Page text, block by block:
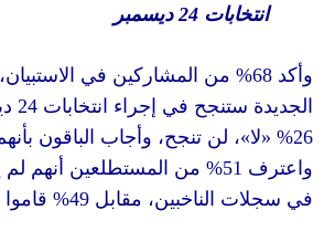
24 ديسمبر
من المشاركين في الاستبيان، أن«
في إجراء انتخابات 24 ديسمبر »،
لن تنجح، وأجاب الباقون بأنهم لا
من المستطلعين أنهم لم يسجلوا
مقابل49% قاموا بالتسجيل.